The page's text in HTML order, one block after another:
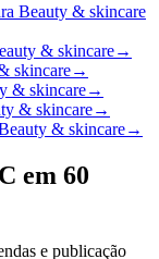
Beauty & skincare
& skincare→
skincare→
& skincare→
& skincare→
& skincare→
em 60
e publicação